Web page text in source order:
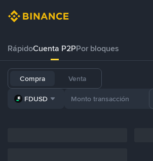
RápidoCuenta P2PPor bloques
Compra Venta
FDUSD